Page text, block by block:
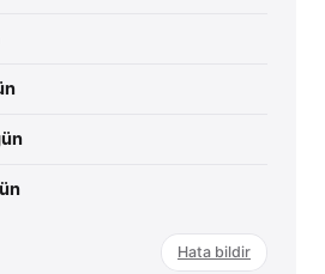
Hata bildir